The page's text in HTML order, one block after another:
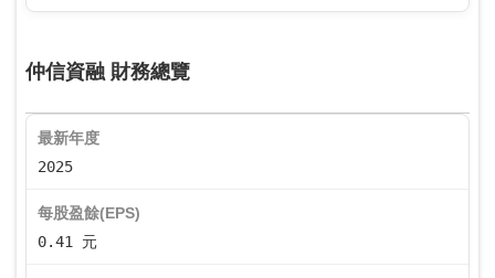
仲信資融 財務總覽
最新年度
2025
每股盈餘(EPS)
0.41 元